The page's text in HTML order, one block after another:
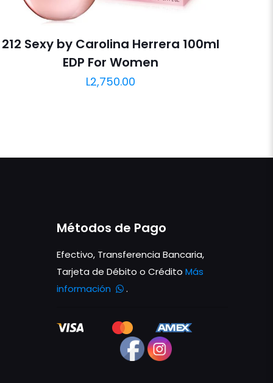
212 Sexy by Carolina Herrera 100ml
EDP For Women
L2,750.00
Métodos de Pago
Efectivo, Transferencia Bancaria,
Tarjeta de Débito o CréditoMás
información
.